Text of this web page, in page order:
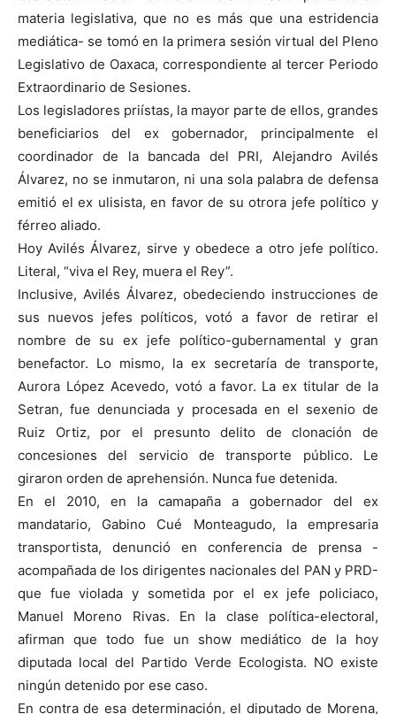
materia legislativa, que no es más que una estridencia
mediática- se tomó en la primera sesión virtual del Pleno
Legislativo de Oaxaca, correspondiente al tercer Periodo
Extraordinario de Sesiones.
Los legisladores priístas, la mayor parte de ellos, grandes
beneficiarios del ex gobernador, principalmente el
coordinador de la bancada del PRI, Alejandro Avilés
Álvarez, no se inmutaron, ni una sola palabra de defensa
emitió el ex ulisista, en favor de su otrora jefe político y
férreo aliado.
Hoy Avilés Álvarez, sirve y obedece a otro jefe político.
Literal, “viva el Rey, muera el Rey”.
Inclusive, Avilés Álvarez, obedeciendo instrucciones de
sus nuevos jefes políticos, votó a favor de retirar el
nombre de su ex jefe político-gubernamental y gran
benefactor. Lo mismo, la ex secretaría de transporte,
Aurora López Acevedo, votó a favor. La ex titular de la
Setran, fue denunciada y procesada en el sexenio de
Ruiz Ortiz, por el presunto delito de clonación de
concesiones del servicio de transporte público. Le
giraron orden de aprehensión. Nunca fue detenida.
En el 2010, en la camapaña a gobernador del ex
mandatario, Gabino Cué Monteagudo, la empresaria
transportista, denunció en conferencia de prensa -
acompañada de los dirigentes nacionales del PAN y PRD-
que fue violada y sometida por el ex jefe policiaco,
Manuel Moreno Rivas. En la clase política-electoral,
afirman que todo fue un show mediático de la hoy
diputada local del Partido Verde Ecologista. NO existe
ningún detenido por ese caso.
En contra de esa determinación, el diputado de Morena,